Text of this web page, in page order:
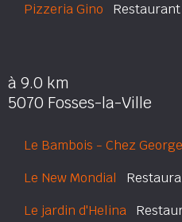
Pizzeria Gino
à 9.0 km
5070 Fosses-la-Ville
Le Bambois - Chez
Le New Mondial
Le jardin d'Helina